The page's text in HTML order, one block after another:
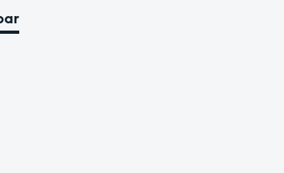
till annan webbplats.
till annan webbplats.